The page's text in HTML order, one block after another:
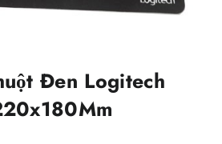
Đen Logitech